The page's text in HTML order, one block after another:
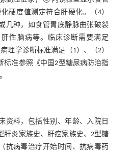
硬度值测定符合肝硬化。（4）
几种，如食管胃底静脉曲张破裂
性脑病等。临床诊断需要满足
理学诊断标准满足（1）、（2）
标准参照《中国2型糖尿病防治指
。
资料，包括性别、年龄、入院日
肝炎家族史、肝癌家族史、2型糖
抗病毒治疗开始时间、抗病毒药